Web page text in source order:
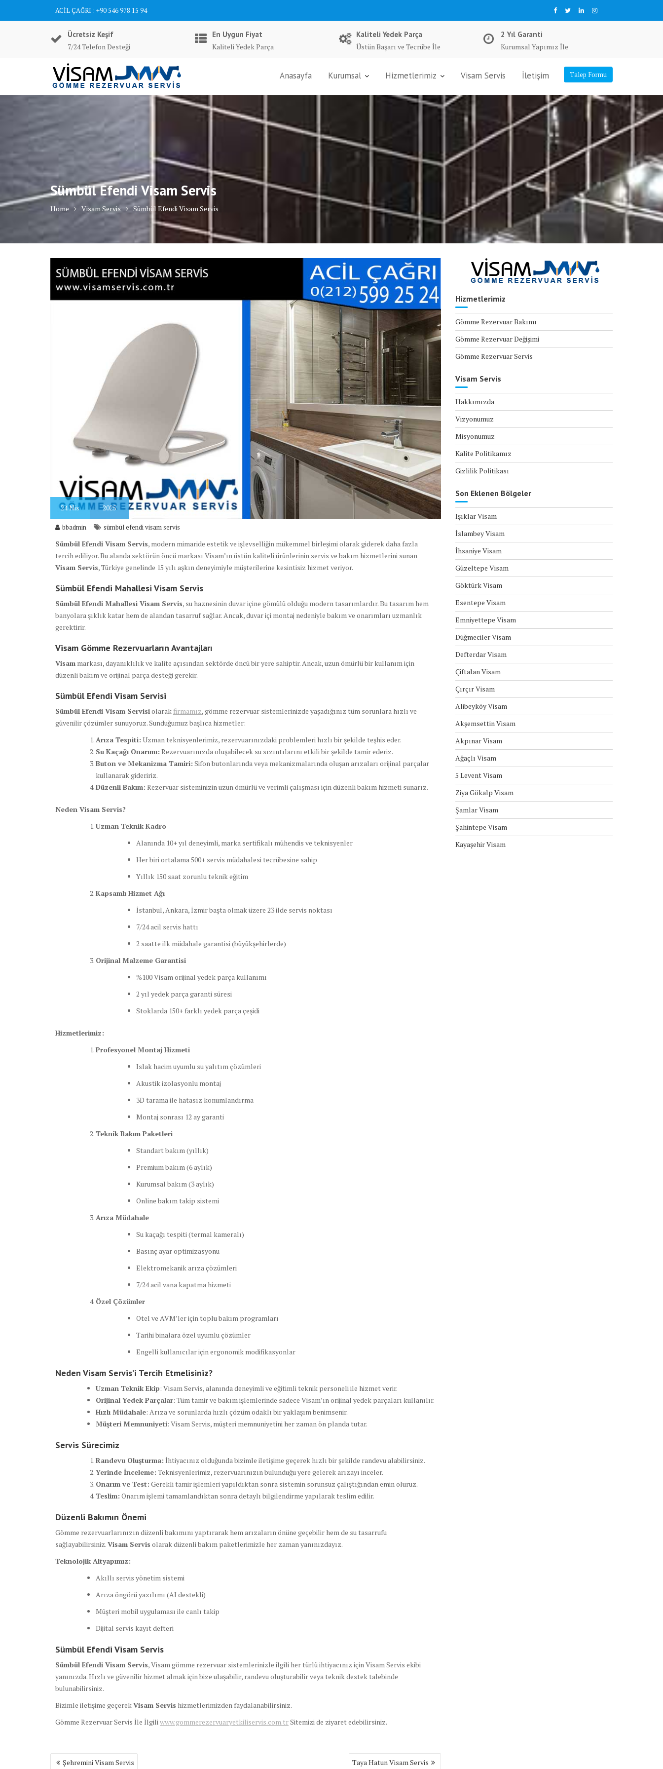
ACİL ÇAĞRI : +90 546 978 15 94
Ücretsiz Keşif
7/24 Telefon Desteği
En Uygun Fiyat
Kaliteli Yedek Parça
Kaliteli Yedek Parça
Üstün Başarı ve Tecrübe İle
2 Yıl Garanti
Kurumsal Yapımız İle
Talep Formu
Anasayfa Kurumsal Hizmetlerimiz Visam Servis İletişim
Sümbül Efendi Visam Servis
Home Visam Servis Sümbül Efendi Visam Servis
24Nis 2025
bbadmin sümbül efendi visam servis
Sümbül Efendi Visam Servis, modern mimaride estetik ve işlevselliğin mükemmel birleşimi olarak giderek daha fazla
tercih ediliyor. Bu alanda sektörün öncü markası Visam’ın üstün kaliteli ürünlerinin servis ve bakım hizmetlerini sunan
Visam Servis, Türkiye genelinde 15 yılı aşkın deneyimiyle müşterilerine kesintisiz hizmet veriyor.
Sümbül Efendi Mahallesi Visam Servis
Sümbül Efendi Mahallesi Visam Servis, su haznesinin duvar içine gömülü olduğu modern tasarımlardır. Bu tasarım hem
banyolara şıklık katar hem de alandan tasarruf sağlar. Ancak, duvar içi montaj nedeniyle bakım ve onarımları uzmanlık
gerektirir.
Visam Gömme Rezervuarların Avantajları
Visam markası, dayanıklılık ve kalite açısından sektörde öncü bir yere sahiptir. Ancak, uzun ömürlü bir kullanım için
düzenli bakım ve orijinal parça desteği gerekir.
Sümbül Efendi Visam Servisi
Sümbül Efendi Visam Servisiolarak firmamız, gömme rezervuar sistemlerinizde yaşadığınız tüm sorunlara hızlı ve
güvenilir çözümler sunuyoruz. Sunduğumuz başlıca hizmetler:
Arıza Tespiti: Uzman teknisyenlerimiz, rezervuarınızdaki problemleri hızlı bir şekilde teşhis eder.
Su Kaçağı Onarımı: Rezervuarınızda oluşabilecek su sızıntılarını etkili bir şekilde tamir ederiz.
Buton ve Mekanizma Tamiri: Sifon butonlarında veya mekanizmalarında oluşan arızaları orijinal parçalar
kullanarak gideririz.
Düzenli Bakım: Rezervuar sisteminizin uzun ömürlü ve verimli çalışması için düzenli bakım hizmeti sunarız.
Neden Visam Servis?
Uzman Teknik Kadro
Alanında 10+ yıl deneyimli, marka sertifikalı mühendis ve teknisyenler
Her biri ortalama 500+ servis müdahalesi tecrübesine sahip
Yıllık 150 saat zorunlu teknik eğitim
Kapsamlı Hizmet Ağı
İstanbul, Ankara, İzmir başta olmak üzere 23 ilde servis noktası
7/24 acil servis hattı
2 saatte ilk müdahale garantisi (büyükşehirlerde)
Orijinal Malzeme Garantisi
%100 Visam orijinal yedek parça kullanımı
2 yıl yedek parça garanti süresi
Stoklarda 150+ farklı yedek parça çeşidi
Hizmetlerimiz:
Profesyonel Montaj Hizmeti
Islak hacim uyumlu su yalıtım çözümleri
Akustik izolasyonlu montaj
3D tarama ile hatasız konumlandırma
Montaj sonrası 12 ay garanti
Teknik Bakım Paketleri
Standart bakım (yıllık)
Premium bakım (6 aylık)
Kurumsal bakım (3 aylık)
Online bakım takip sistemi
Arıza Müdahale
Su kaçağı tespiti (termal kameralı)
Basınç ayar optimizasyonu
Elektromekanik arıza çözümleri
7/24 acil vana kapatma hizmeti
Özel Çözümler
Otel ve AVM’ler için toplu bakım programları
Tarihi binalara özel uyumlu çözümler
Engelli kullanıcılar için ergonomik modifikasyonlar
Neden Visam Servis’i Tercih Etmelisiniz?
Uzman Teknik Ekip: Visam Servis, alanında deneyimli ve eğitimli teknik personeli ile hizmet verir.
Orijinal Yedek Parçalar: Tüm tamir ve bakım işlemlerinde sadece Visam’ın orijinal yedek parçaları kullanılır.
Hızlı Müdahale: Arıza ve sorunlarda hızlı çözüm odaklı bir yaklaşım benimsenir.
Müşteri Memnuniyeti: Visam Servis, müşteri memnuniyetini her zaman ön planda tutar.
Servis Sürecimiz
Randevu Oluşturma: İhtiyacınız olduğunda bizimle iletişime geçerek hızlı bir şekilde randevu alabilirsiniz.
Yerinde İnceleme: Teknisyenlerimiz, rezervuarınızın bulunduğu yere gelerek arızayı inceler.
Onarım ve Test: Gerekli tamir işlemleri yapıldıktan sonra sistemin sorunsuz çalıştığından emin oluruz.
Teslim: Onarım işlemi tamamlandıktan sonra detaylı bilgilendirme yapılarak teslim edilir.
Düzenli Bakımın Önemi
Gömme rezervuarlarınızın düzenli bakımını yaptırarak hem arızaların önüne geçebilir hem de su tasarrufu
sağlayabilirsiniz.Visam Servis olarak düzenli bakım paketlerimizle her zaman yanınızdayız.
Teknolojik Altyapımız:
Akıllı servis yönetim sistemi
Arıza öngörü yazılımı (AI destekli)
Müşteri mobil uygulaması ile canlı takip
Dijital servis kayıt defteri
Sümbül Efendi Visam Servis
Sümbül Efendi Visam Servis, Visam gömme rezervuar sistemlerinizle ilgili her türlü ihtiyacınız için Visam Servis ekibi
yanınızda. Hızlı ve güvenilir hizmet almak için bize ulaşabilir, randevu oluşturabilir veya teknik destek talebinde
bulunabilirsiniz.
Bizimle iletişime geçerekVisam Servis hizmetlerimizden faydalanabilirsiniz.
Gömme Rezervuar Servis İle İlgiliwww.gommerezervuaryetkiliservis.com.trSitemizi de ziyaret edebilirsiniz.
YazıŞehremini Visam Servis Taya Hatun Visam Servis
Hizmetlerimiz
Gömme Rezervuar Bakımı
Gömme Rezervuar Değişimi
Gömme Rezervuar Servis
Visam Servis
Hakkımızda
Vizyonumuz
Misyonumuz
Kalite Politikamız
Gizlilik Politikası
Son Eklenen Bölgeler
Işıklar Visam
İslambey Visam
İhsaniye Visam
Güzeltepe Visam
Göktürk Visam
Esentepe Visam
Emniyettepe Visam
Düğmeciler Visam
Defterdar Visam
Çiftalan Visam
Çırçır Visam
Alibeyköy Visam
Akşemsettin Visam
Akpınar Visam
Ağaçlı Visam
5 Levent Visam
Ziya Gökalp Visam
Şamlar Visam
Şahintepe Visam
Kayaşehir Visam